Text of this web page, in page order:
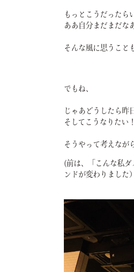
もっとこうだったら
ああ自分まだまだな
そんな風に思うこと
でもね、
じゃあどうしたら昨
そしてこうなりたい
そうやって考えなが
(前は、「こんな私
ンドが変わりました）